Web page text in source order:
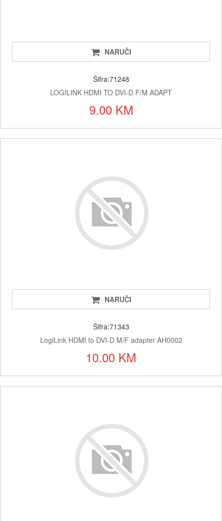
NARUČI
Šifra:71248
LOGILINK HDMI TO DVI-D F/M ADAPT
9.00 KM
NARUČI
Šifra:71343
LogiLink HDMI to DVI-D M/F adapter AH0002
10.00 KM